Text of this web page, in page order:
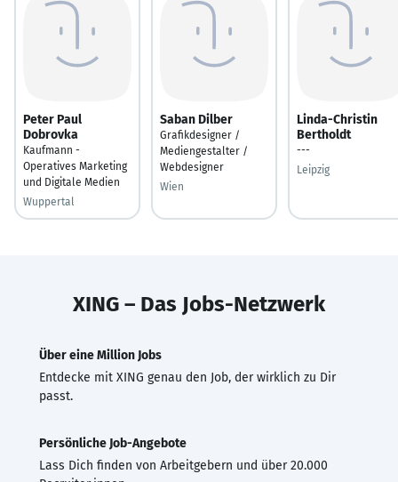
Peter Paul
Dobrovka
Kaufmann -
Operatives Marketing
und Digitale Medien
Wuppertal
Saban Dilber
Grafikdesigner /
Mediengestalter /
Webdesigner
Wien
Linda-Christin
Bertholdt
---
Leipzig
XING – Das Jobs-Netzwerk
Über eine Million Jobs
Entdecke mit XING genau den Job, der wirklich zu Dir
passt.
Persönliche Job-Angebote
Lass Dich finden von Arbeitgebern und über 20.000